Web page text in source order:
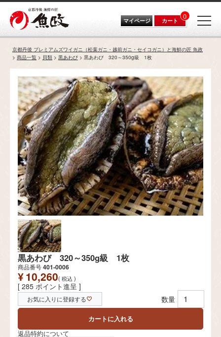
マイページ カート 0
京都丹後 プレミアムズワイガニ（松葉ガニ・越前ガニ・セイコガニ）と海鮮の匠 魚政
商品一覧
貝類 黒あわび 黒あわび 320～350g級 1枚
黒あわび 320～350g級 1枚
商品番号401-0006
¥10,260 税込
[ 285 ポイント進呈 ]
お気に入りに登録する
カートに入れる
返品特約について